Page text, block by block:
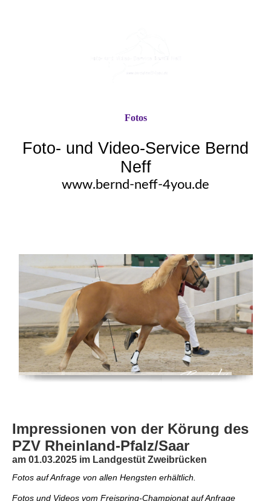
Foto- und Video-Service Bernd
Neff
www.bernd-neff-4you.de
Fotos
Impressionen von der Körung des
PZV Rheinland-Pfalz/Saar
am 01.03.2025 im Landgestüt Zweibrücken
Fotos auf Anfrage von allen Hengsten erhältlich.
Fotos und Videos vom Freispring-Championat auf Anfrage